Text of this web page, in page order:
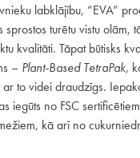
labklājību, “EVA”
sprostos turētu vistu olām,
kvalitāti. Tāpat būtisks
– Plant-Based TetraPak,
to videi draudzīgs.
iegūts no FSC
kā arī no